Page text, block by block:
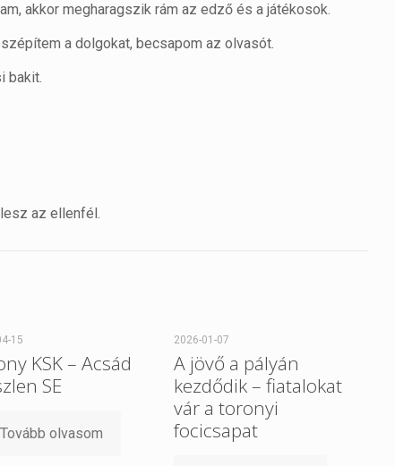
akkor megharagszik rám az edző és a játékosok.
a dolgokat, becsapom az olvasót.
bakit.
az ellenfél.
15
KSK – Acsád
SE
Tovább olvasom
2026-01-07
A jövő a pályán
kezdődik – fiatalokat
vár a toronyi
focicsapat